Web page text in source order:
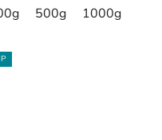
4x1000 gramov
500g 1000g